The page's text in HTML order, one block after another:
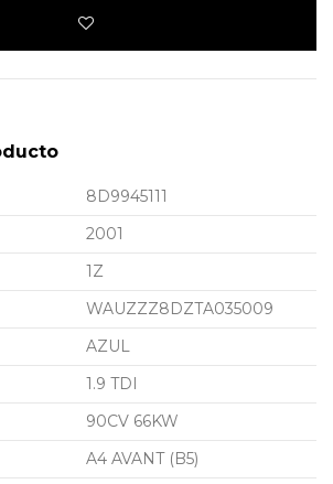
8D9945111
2001
1Z
WAUZZZ8DZTA035009
AZUL
1.9 TDI
90CV 66KW
A4 AVANT (B5)